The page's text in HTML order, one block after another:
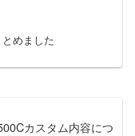
めました
カスタム内容につ